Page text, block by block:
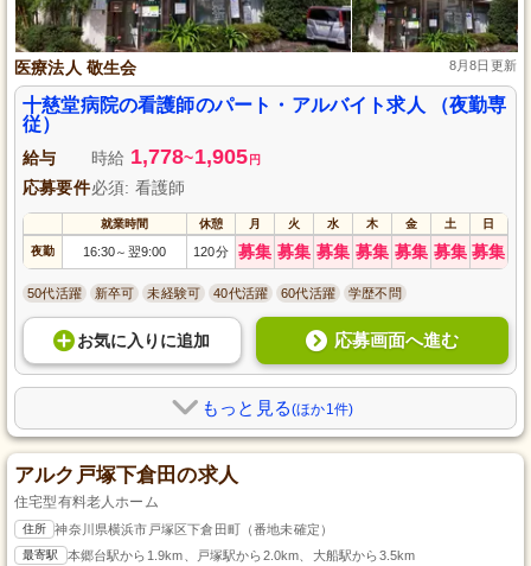
医療法人 敬生会 8月8日更新
十慈堂病院の看護師のパート・アルバイト求人 （夜勤専
従）
給与 時給 1,778~1,905 円
応募要件必須: 看護師
就業時間 休憩 月 火 水 木 金 土 日
夜勤 16:30～ 翌9:00 120分 募集 募集 募集 募集 募集 募集 募集
50代活躍 新卒可 未経験可 40代活躍 60代活躍 学歴不問
お気に入り に追加 応募画面へ進む
もっと見る(ほか1件)
アルク戸塚下倉田の求人
住宅型有料老人ホーム
住所 神奈川県横浜市戸塚区下倉田町（番地未確定）
最寄駅 本郷台駅から1.9km、戸塚駅から2.0km、大船駅から3.5km